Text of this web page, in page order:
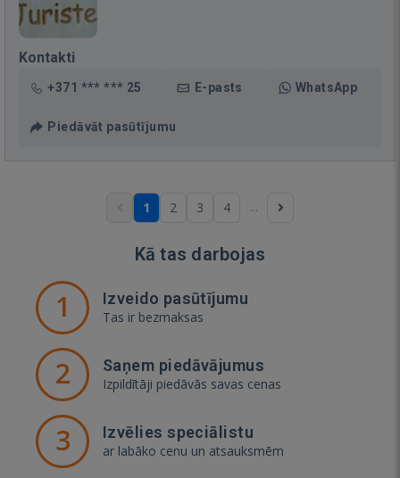
Kontakti
+371 *** *** 25 E-pasts WhatsApp
Piedāvāt pasūtījumu
1 2 3 4 ...
Kā tas darbojas
1 Izveido pasūtījumu
Tas ir bezmaksas
2 Saņem piedāvājumus
Izpildītāji piedāvās savas cenas
3 Izvēlies speciālistu
ar labāko cenu un atsauksmēm